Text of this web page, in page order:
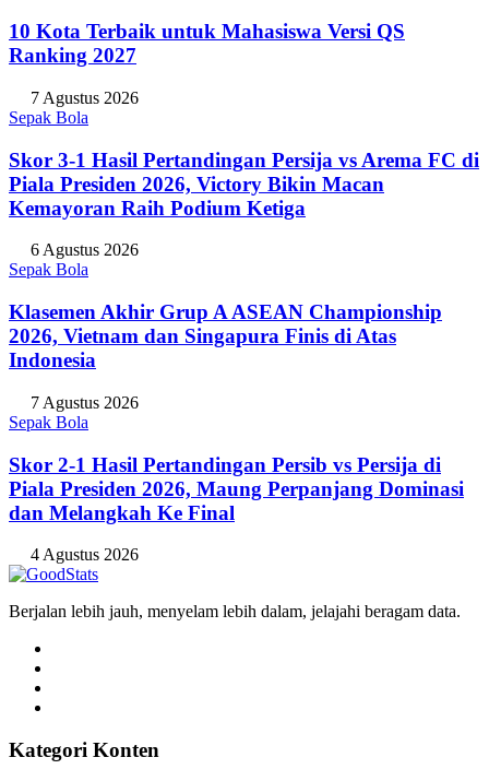
10 Kota Terbaik untuk Mahasiswa Versi QS
Ranking 2027
7 Agustus 2026
Sepak Bola
Skor 3-1 Hasil Pertandingan Persija vs Arema FC di
Piala Presiden 2026, Victory Bikin Macan
Kemayoran Raih Podium Ketiga
6 Agustus 2026
Sepak Bola
Klasemen Akhir Grup A ASEAN Championship
2026, Vietnam dan Singapura Finis di Atas
Indonesia
7 Agustus 2026
Sepak Bola
Skor 2-1 Hasil Pertandingan Persib vs Persija di
Piala Presiden 2026, Maung Perpanjang Dominasi
dan Melangkah Ke Final
4 Agustus 2026
Berjalan lebih jauh, menyelam lebih dalam, jelajahi beragam data.
Kategori Konten